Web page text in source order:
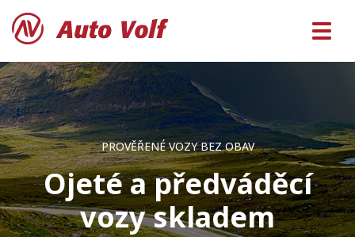
PROVĚŘENÉ VOZY BEZ OBAV
Ojeté a předváděcí
vozy skladem